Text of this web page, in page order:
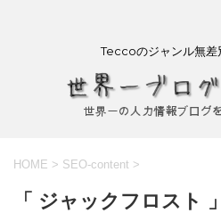
Teccoのジャンル無差
HOME > SEO-content >
「 ジャックフロスト